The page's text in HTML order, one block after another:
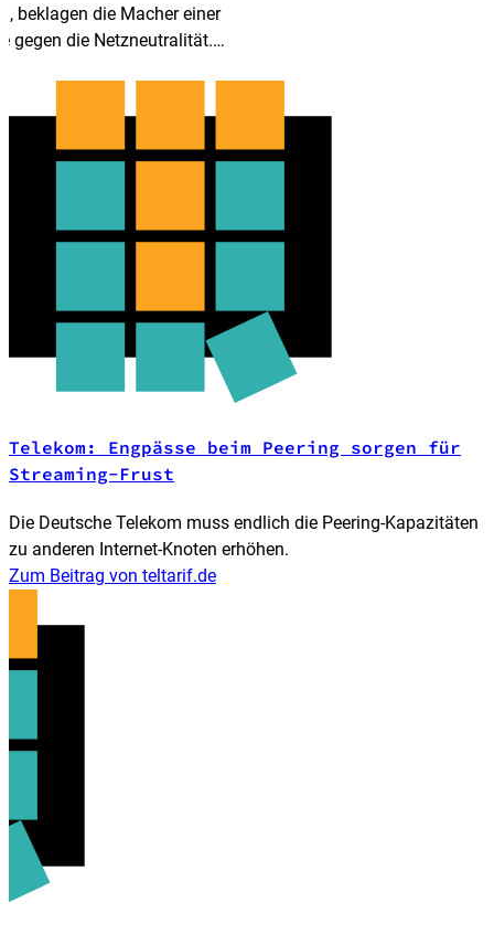
beklagen die Macher einer
gegen die Netzneutralität.
Telekom: Engpässe beim Peering sorgen für
Streaming-Frust
Die Deut­sche Telekom muss endlich die Peering-Kapa­zitäten
zu anderen Internet-Knoten erhöhen.
Zum Beitrag von teltarif.de